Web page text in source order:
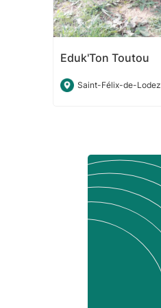
Eduk'Ton Toutou
Saint-Félix-de-Lodez